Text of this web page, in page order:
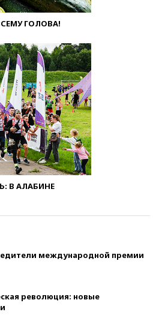
ГОЛОВА!
В АЛАБИНЕ
международной премии
революция: новые